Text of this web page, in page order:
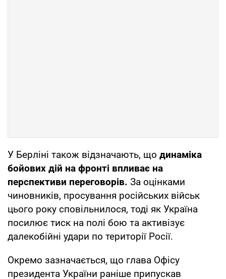
У Берліні також відзначають, що динаміка
бойових дій на фронті впливає на
перспективи переговорів. За оцінками
чиновників, просування російських військ
цього року сповільнилося, тоді як Україна
посилює тиск на полі бою та активізує
далекобійні удари по території Росії.
Окремо зазначається, що глава Офісу
президента України раніше припускав